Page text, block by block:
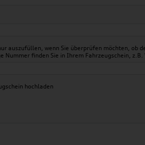
auszufüllen, wenn Sie überprüfen möchten, ob
Nummer finden Sie in Ihrem Fahrzeugschein,
hochladen